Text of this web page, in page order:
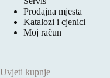
Prodajna mjesta
Katalozi i cjenici
Moj račun
Uvjeti kupnje